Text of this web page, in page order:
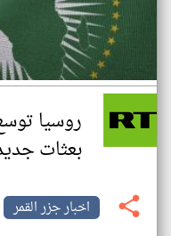
روسيا
بعثات جديدة في 4
اخبار جزر القمر